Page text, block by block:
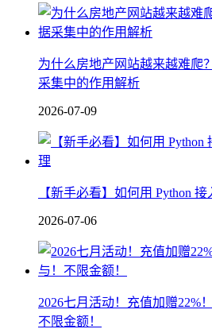
为什么房地产网站越来越难爬
采集中的作用解析
2026-07-09
【新手必看】如何用 Python
2026-07-06
2026七月活动！充值加赠22%
不限金额！